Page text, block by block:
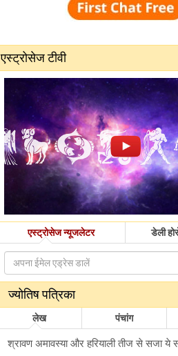
एस्ट्रोसेज टीवी
एस्ट्रोसेज न्यूजलेटर डेली
ज्योतिष पत्रिका
लेख पंचांग